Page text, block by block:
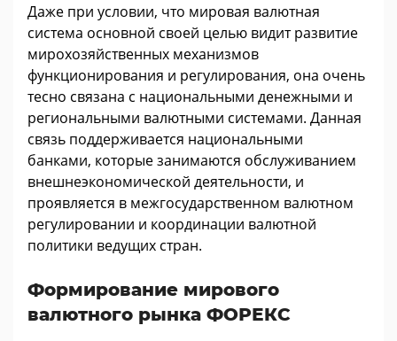
Даже при условии, что мировая валютная
система основной своей целью видит развитие
мирохозяйственных механизмов
функционирования и регулирования, она очень
тесно связана с национальными денежными и
региональными валютными системами. Данная
связь поддерживается национальными
банками, которые занимаются обслуживанием
внешнеэкономической деятельности, и
проявляется в межгосударственном валютном
регулировании и координации валютной
политики ведущих стран.
Формирование мирового
валютного рынка ФОРЕКС